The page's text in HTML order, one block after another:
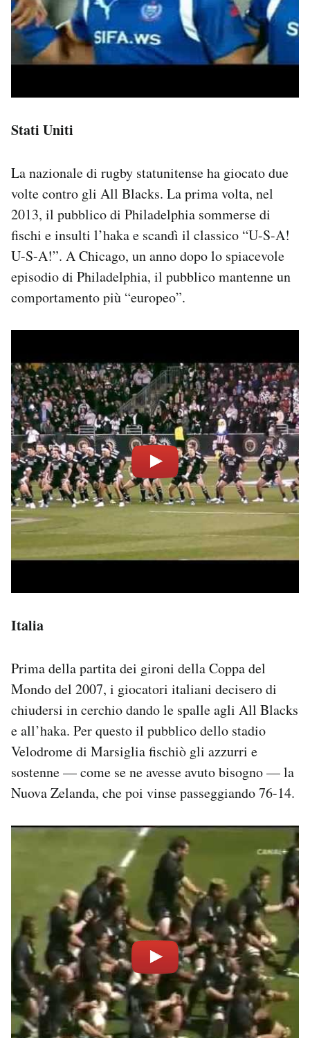
Stati Uniti
La nazionale di rugby statunitense ha giocato due
volte contro gli All Blacks. La prima volta, nel
2013, il pubblico di Philadelphia sommerse di
fischi e insulti l’haka e scandì il classico “U-S-A!
U-S-A!”. A Chicago, un anno dopo lo spiacevole
episodio di Philadelphia, il pubblico mantenne un
comportamento più “europeo”.
Italia
Prima della partita dei gironi della Coppa del
Mondo del 2007, i giocatori italiani decisero di
chiudersi in cerchio dando le spalle agli All Blacks
e all’haka. Per questo il pubblico dello stadio
Velodrome di Marsiglia fischiò gli azzurri e
sostenne — come se ne avesse avuto bisogno — la
Nuova Zelanda, che poi vinse passeggiando 76-14.